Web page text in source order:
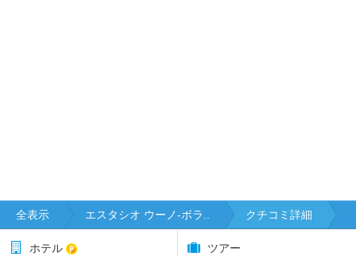
全表示 エスタシオ ウーノ-ボラ.. クチコミ詳細
ホテル ツアー